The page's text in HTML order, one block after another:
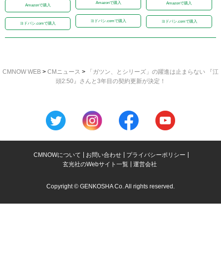
Amazonで購入
ヨドバシ.comで購入
Amazonで購入
ヨドバシ.comで購入
Amazonで購入
ヨドバシ.comで購入
CMNOW WEB > CMニュース >
「ガツン、とシリーズ」の躍進は止まらない 『江
頭2:50』さんと3年目の契約更新が決定！
CMNOWについて お問い合わせ
プライバシーポリシー
玄光社のWebサイト一覧
運営会社
Copyright © GENKOSHA Co. All rights reserved.